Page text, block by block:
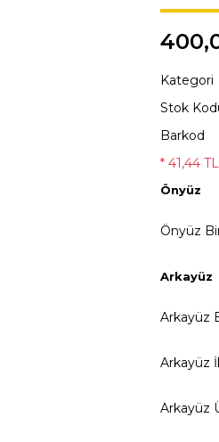
Kategori
Stok
Barkod
* 41,44
Önyüz
Önyüz
Arkayüz
Arkayüz
Arkayüz
Arkayüz